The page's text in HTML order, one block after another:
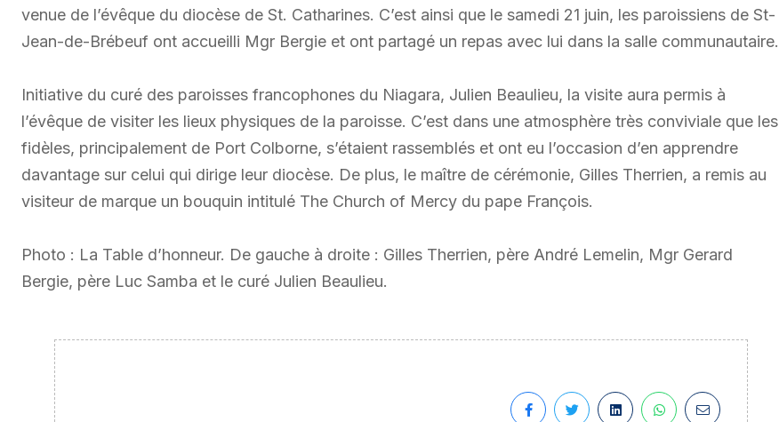
venue de l’évêque du diocèse de St. Catharines. C’est ainsi que le samedi 21 juin, les paroissiens de St-
Jean-de-Brébeuf ont accueilli Mgr Bergie et ont partagé un repas avec lui dans la salle communautaire.
Initiative du curé des paroisses francophones du Niagara, Julien Beaulieu, la visite aura permis à
l’évêque de visiter les lieux physiques de la paroisse. C’est dans une atmosphère très conviviale que les
fidèles, principalement de Port Colborne, s’étaient rassemblés et ont eu l’occasion d’en apprendre
davantage sur celui qui dirige leur diocèse. De plus, le maître de cérémonie, Gilles Therrien, a remis au
visiteur de marque un bouquin intitulé The Church of Mercy du pape François.
Photo : La Table d’honneur. De gauche à droite : Gilles Therrien, père André Lemelin, Mgr Gerard
Bergie, père Luc Samba et le curé Julien Beaulieu.